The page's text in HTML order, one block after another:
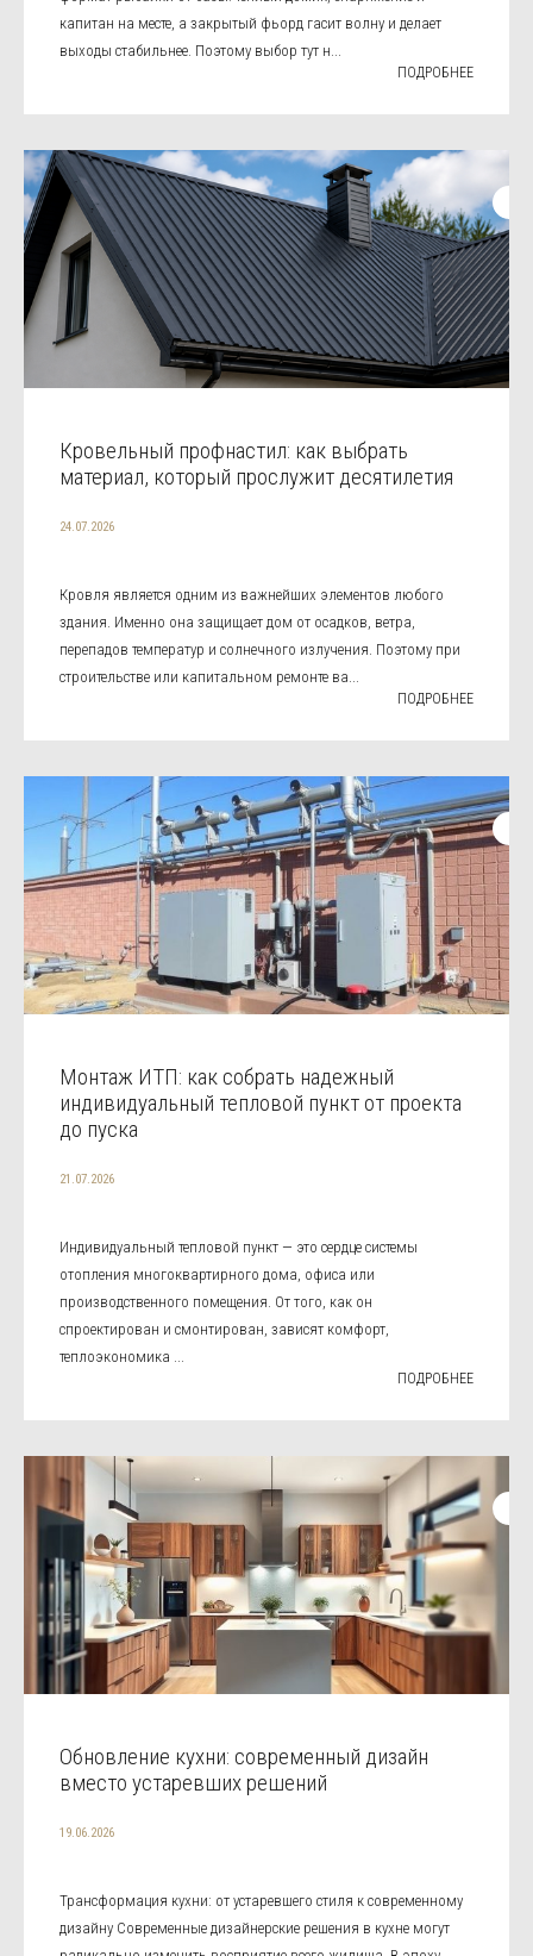
капитан на месте, а закрытый фьорд гасит волну и делает
выходы стабильнее. Поэтому выбор тут н...
ПОДРОБНЕЕ
Кровельный профнастил: как выбрать
материал, который прослужит десятилетия
24.07.2026
Кровля является одним из важнейших элементов любого
здания. Именно она защищает дом от осадков, ветра,
перепадов температур и солнечного излучения. Поэтому при
строительстве или капитальном ремонте ва...
ПОДРОБНЕЕ
Монтаж ИТП: как собрать надежный
индивидуальный тепловой пункт от проекта
до пуска
21.07.2026
Индивидуальный тепловой пункт — это сердце системы
отопления многоквартирного дома, офиса или
производственного помещения. От того, как он
спроектирован и смонтирован, зависят комфорт,
теплоэкономика ...
ПОДРОБНЕЕ
Обновление кухни: современный дизайн
вместо устаревших решений
19.06.2026
Трансформация кухни: от устаревшего стиля к современному
дизайну Современные дизайнерские решения в кухне могут